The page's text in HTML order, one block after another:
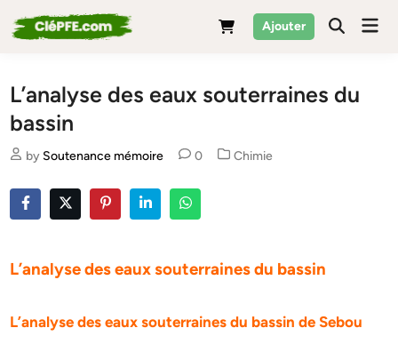
to
Ajouter
L’analyse des eaux souterraines du
bassin
by Soutenance mémoire 0
Posted
Chimie
L’analyse des eaux souterraines du bassin
L’analyse des eaux souterraines du bassin de Sebou